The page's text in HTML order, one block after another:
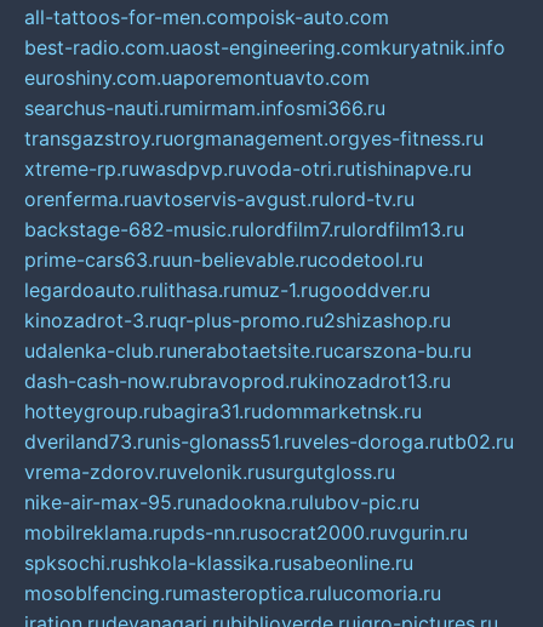
all-tattoos-for-men.compoisk-auto.com
best-radio.com.uaost-engineering.comkuryatnik.info
euroshiny.com.uaporemontuavto.com
searchus-nauti.rumirmam.infosmi366.ru
transgazstroy.ruorgmanagement.orgyes-fitness.ru
xtreme-rp.ruwasdpvp.ruvoda-otri.rutishinapve.ru
orenferma.ruavtoservis-avgust.rulord-tv.ru
backstage-682-music.rulordfilm7.rulordfilm13.ru
prime-cars63.ruun-believable.rucodetool.ru
legardoauto.rulithasa.rumuz-1.rugooddver.ru
kinozadrot-3.ruqr-plus-promo.ru2shizashop.ru
udalenka-club.runerabotaetsite.rucarszona-bu.ru
dash-cash-now.rubravoprod.rukinozadrot13.ru
hotteygroup.rubagira31.rudommarketnsk.ru
dveriland73.runis-glonass51.ruveles-doroga.rutb02.ru
vrema-zdorov.ruvelonik.rusurgutgloss.ru
nike-air-max-95.runadookna.rulubov-pic.ru
mobilreklama.rupds-nn.rusocrat2000.ruvgurin.ru
spksochi.rushkola-klassika.rusabeonline.ru
mosoblfencing.rumasteroptica.rulucomoria.ru